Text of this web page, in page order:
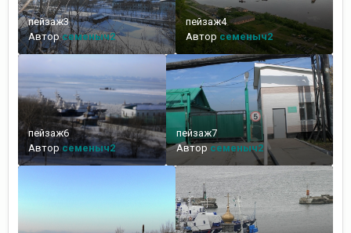
пейзаж3
Авторсеменыч2
пейзаж4
Автор семеныч2
пейзаж6
Авторсеменыч2
пейзаж7
Автор семеныч2